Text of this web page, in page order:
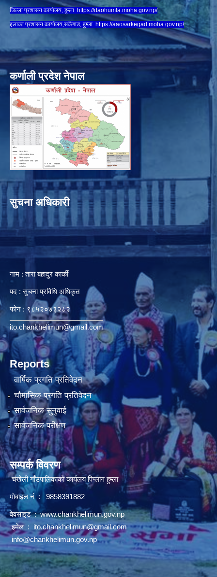
जिल्ला प्रशासन कार्यालय, हुम्ला https://daohumla.moha.gov.np/
इलाका प्रशासन कार्यालय,सर्केगाड, हुम्ला https://aaosarkegad.moha.gov.np/
कर्णाली प्रदेश नेपाल
सुचना अधिकारी
नाम : तारा बहादुर कार्की
पद : सुचना प्रविधि अधिकृत
फोन : ९८५२०७३२८२
ito.chankhelimun@gmail.com
Reports
वार्षिक प्रगति प्रतिवेदन
चौमासिक प्रगति प्रतिवेदन
सार्वजनिक सुनुवाई
सार्वजनिक परीक्षण
सम्पर्क विवरण
चंखेली गाँउपालिकाकाे कार्यलय पिप्लांग हुम्ला
माेबाइल नं : 9858391882
वेवसाइड :www.chankhelimun.gov.np
इमेल : ito.chankhelimun@gmail.com
info@chankhelimun.gov.np